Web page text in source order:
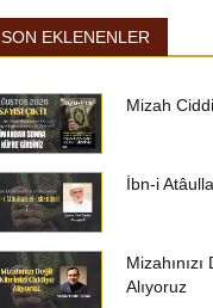
SON EKLENENLER
Mizah
İbn-i
Alıyoruz